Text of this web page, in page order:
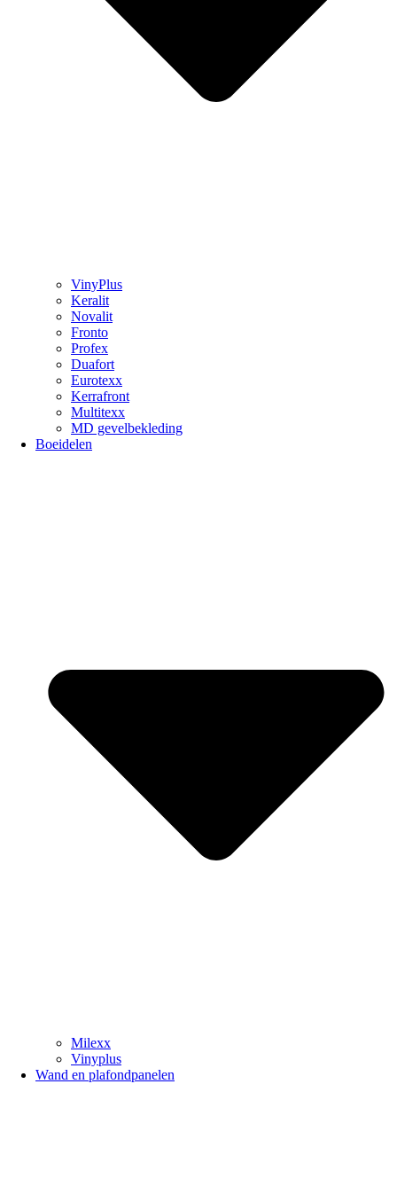
VinyPlus
Keralit
Novalit
Fronto
Profex
Duafort
Eurotexx
Kerrafront
Multitexx
MD gevelbekleding
Boeidelen
Milexx
Vinyplus
Wand en plafondpanelen